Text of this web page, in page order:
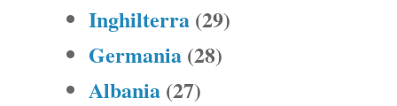
Inghilterra (29)
Germania (28)
Albania (27)